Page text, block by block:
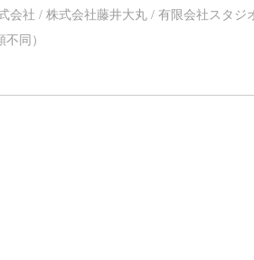
社 / 株式会社藤井大丸 / 有限会社スタジ
同）